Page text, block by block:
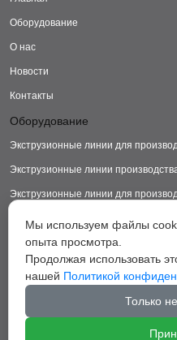
Оборудование
О нас
Новости
Контакты
Оборудование
Экструзионные линии для
Экструзионные линии
Экструзионные линии для
Экструзионные линии для
Экструзионные линии для
Экструзионные линии для
Вспомогательное оборудование
Мы используем файлы
опыта просмотра.
Продолжая использовать
нашей Политикой
Только